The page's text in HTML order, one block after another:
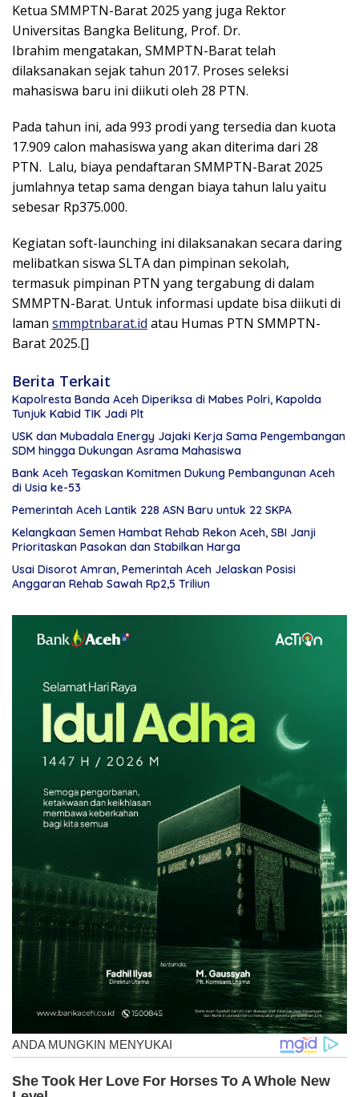
Ketua SMMPTN-Barat 2025 yang juga Rektor
Universitas Bangka Belitung, Prof. Dr.
Ibrahim mengatakan, SMMPTN-Barat telah
dilaksanakan sejak tahun 2017. Proses seleksi
mahasiswa baru ini diikuti oleh 28 PTN.
Pada tahun ini, ada 993 prodi yang tersedia dan kuota
17.909 calon mahasiswa yang akan diterima dari 28
PTN. Lalu, biaya pendaftaran SMMPTN-Barat 2025
jumlahnya tetap sama dengan biaya tahun lalu yaitu
sebesar Rp375.000.
Kegiatan soft-launching ini dilaksanakan secara daring
melibatkan siswa SLTA dan pimpinan sekolah,
termasuk pimpinan PTN yang tergabung di dalam
SMMPTN-Barat. Untuk informasi update bisa diikuti di
laman smmptnbarat.id atau Humas PTN SMMPTN-
Barat 2025.[]
Berita Terkait
Kapolresta Banda Aceh Diperiksa di Mabes Polri, Kapolda
Tunjuk Kabid TIK Jadi Plt
USK dan Mubadala Energy Jajaki Kerja Sama Pengembangan
SDM hingga Dukungan Asrama Mahasiswa
Bank Aceh Tegaskan Komitmen Dukung Pembangunan Aceh
di Usia ke-53
Pemerintah Aceh Lantik 228 ASN Baru untuk 22 SKPA
Kelangkaan Semen Hambat Rehab Rekon Aceh, SBI Janji
Prioritaskan Pasokan dan Stabilkan Harga
Usai Disorot Amran, Pemerintah Aceh Jelaskan Posisi
Anggaran Rehab Sawah Rp2,5 Triliun